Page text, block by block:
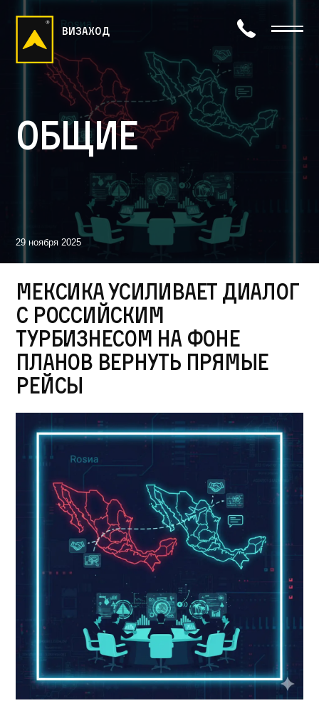
визаход
Общие
29 ноября 2025
Мексика усиливает диалог
с российским
турбизнесом на фоне
планов вернуть прямые
рейсы